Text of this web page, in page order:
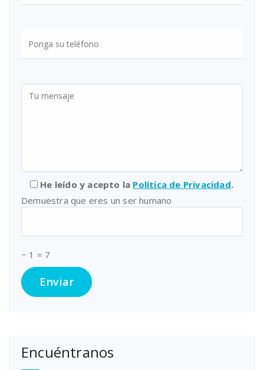
He leído y acepto la Política de Privacidad.
Demuestra que eres un ser humano
− 1 = 7
Encuéntranos